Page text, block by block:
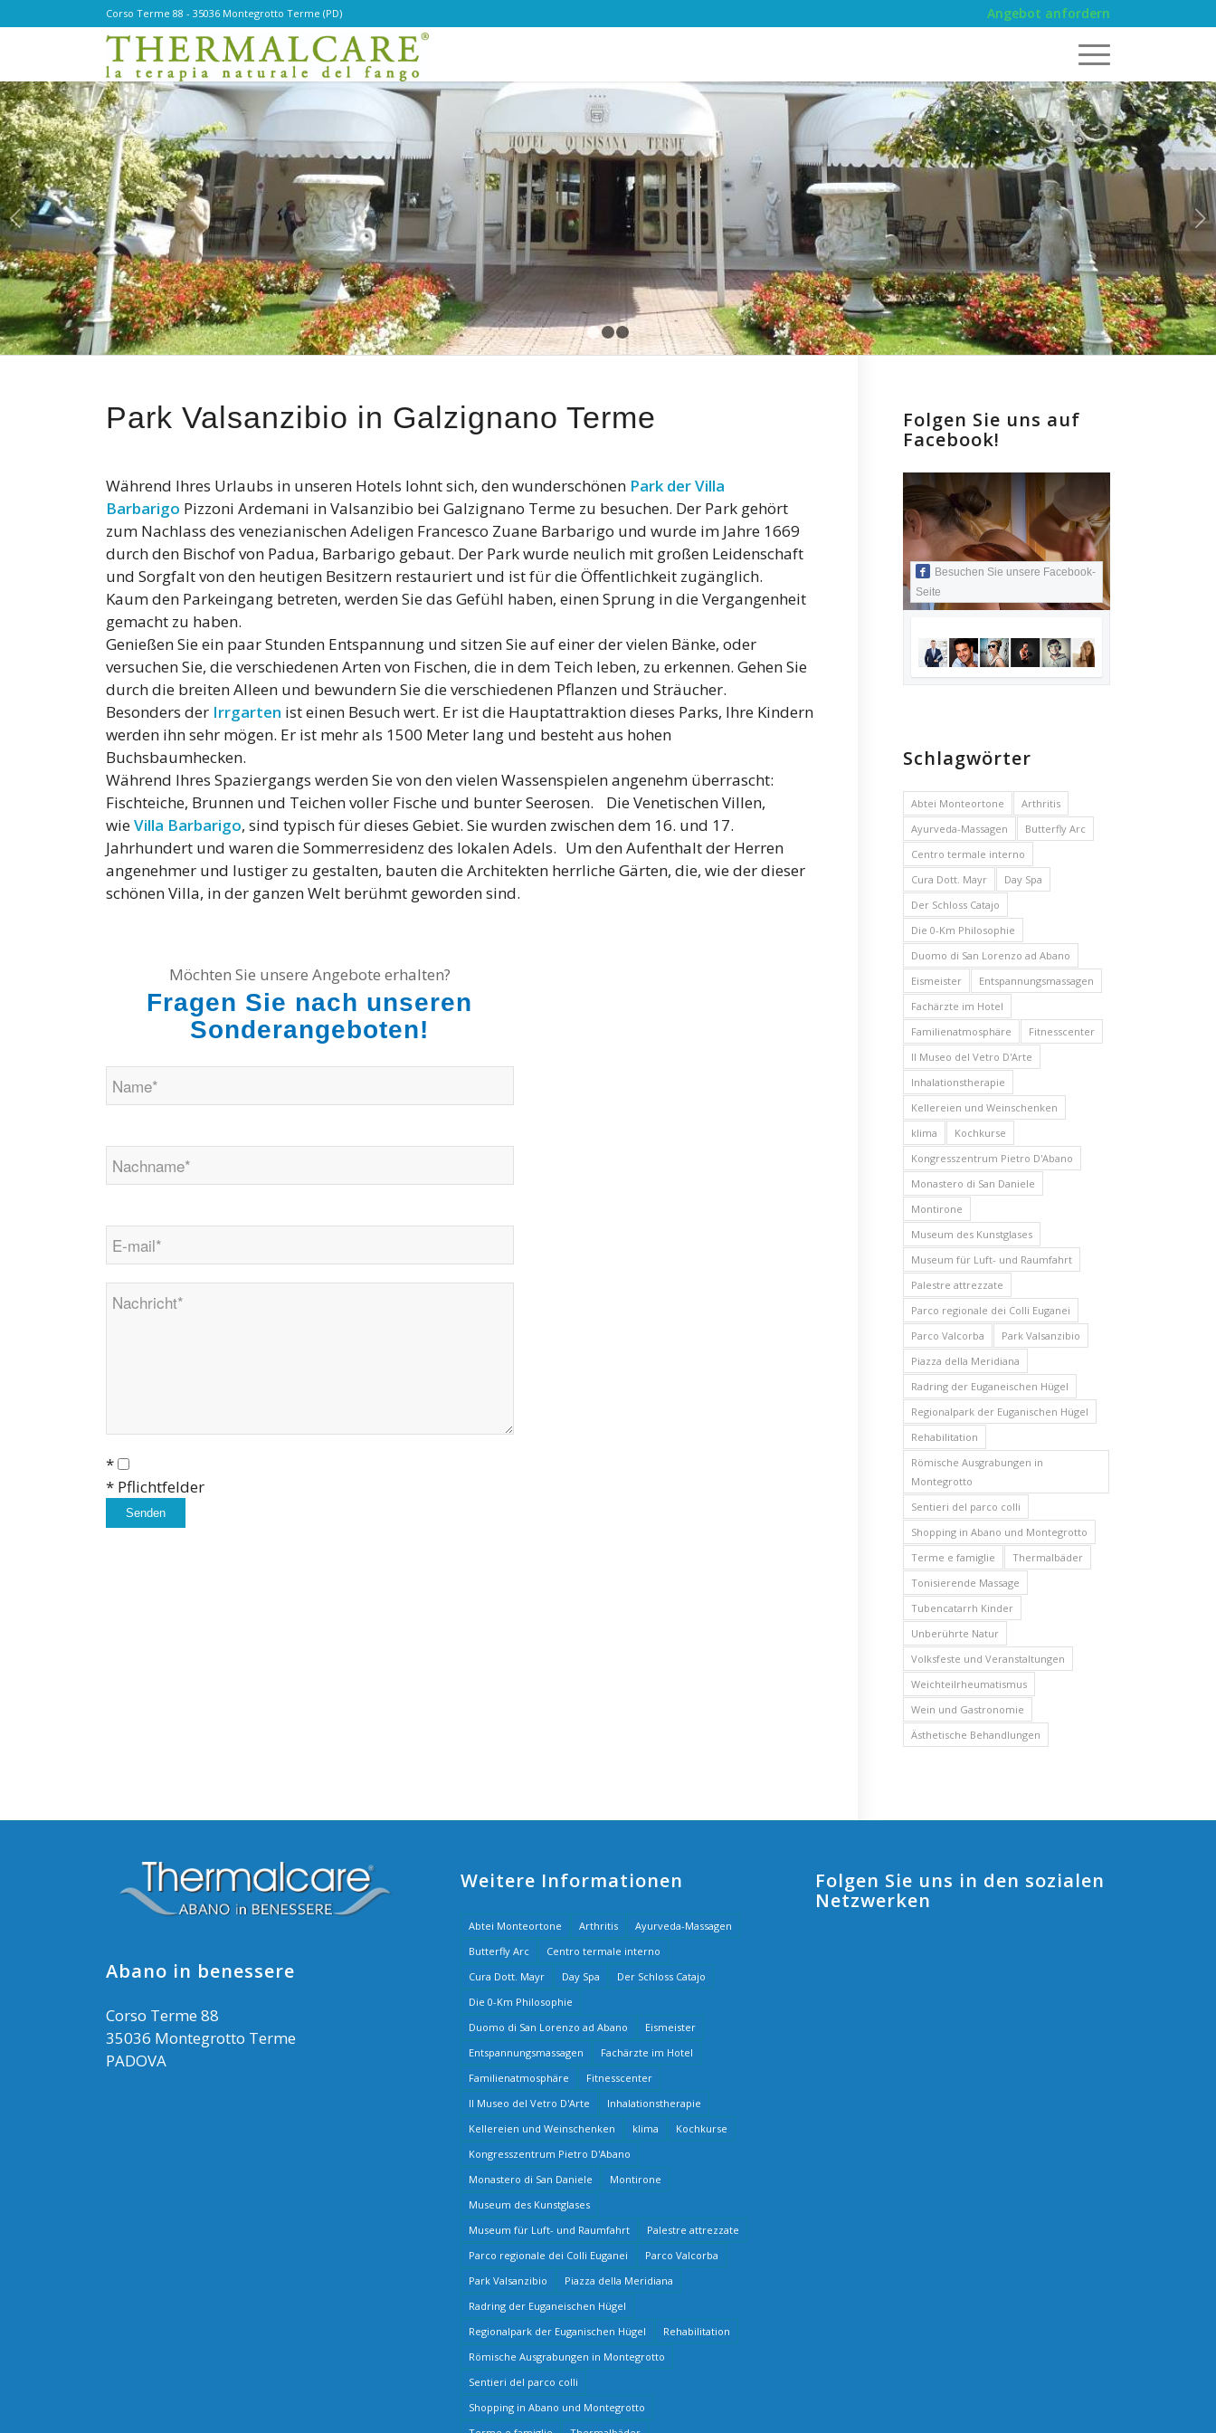
Corso Terme 88 - 35036 Montegrotto Terme (PD) Angebot anfordern
Weiter
1 2 3
Park Valsanzibio in Galzignano Terme
Während Ihres Urlaubs in unseren Hotels lohnt sich, den wunderschönen Park der Villa
Barbarigo Pizzoni Ardemani in Valsanzibio bei Galzignano Terme zu besuchen. Der Park gehört
zum Nachlass des venezianischen Adeligen Francesco Zuane Barbarigo und wurde im Jahre 1669
durch den Bischof von Padua, Barbarigo gebaut. Der Park wurde neulich mit großen Leidenschaft
und Sorgfalt von den heutigen Besitzern restauriert und ist für die Öffentlichkeit zugänglich.
Kaum den Parkeingang betreten, werden Sie das Gefühl haben, einen Sprung in die Vergangenheit
gemacht zu haben.
Genießen Sie ein paar Stunden Entspannung und sitzen Sie auf einer der vielen Bänke, oder
versuchen Sie, die verschiedenen Arten von Fischen, die in dem Teich leben, zu erkennen. Gehen Sie
durch die breiten Alleen und bewundern Sie die verschiedenen Pflanzen und Sträucher.
Besonders der Irrgarten ist einen Besuch wert. Er ist die Hauptattraktion dieses Parks, Ihre Kindern
werden ihn sehr mögen. Er ist mehr als 1500 Meter lang und besteht aus hohen
Buchsbaumhecken.
Während Ihres Spaziergangs werden Sie von den vielen Wassenspielen angenehm überrascht:
Fischteiche, Brunnen und Teichen voller Fische und bunter Seerosen. Die Venetischen Villen,
wieVilla Barbarigo, sind typisch für dieses Gebiet. Sie wurden zwischen dem 16. und 17.
Jahrhundert und waren die Sommerresidenz des lokalen Adels. Um den Aufenthalt der Herren
angenehmer und lustiger zu gestalten, bauten die Architekten herrliche Gärten, die, wie der dieser
schönen Villa, in der ganzen Welt berühmt geworden sind.
Möchten Sie unsere Angebote erhalten?
Fragen Sie nach unseren
Sonderangeboten!
*
* Pflichtfelder
Folgen Sie uns auf
Facebook!
Besuchen Sie unsere Facebook-
Seite
Schlagwörter
Abtei Monteortone
Arthritis
Ayurveda-Massagen
Butterfly Arc
Centro termale interno
Cura Dott. Mayr
Day Spa
Der Schloss Catajo
Die 0-Km Philosophie
Duomo di San Lorenzo ad Abano
Eismeister
Entspannungsmassagen
Fachärzte im Hotel
Familienatmosphäre
Fitnesscenter
Il Museo del Vetro D'Arte
Inhalationstherapie
Kellereien und Weinschenken
klima
Kochkurse
Kongresszentrum Pietro D'Abano
Monastero di San Daniele
Montirone
Museum des Kunstglases
Museum für Luft- und Raumfahrt
Palestre attrezzate
Parco regionale dei Colli Euganei
Parco Valcorba
Park Valsanzibio
Piazza della Meridiana
Radring der Euganeischen Hügel
Regionalpark der Euganischen Hügel
Rehabilitation
Römische Ausgrabungen in
Montegrotto
Sentieri del parco colli
Shopping in Abano und Montegrotto
Terme e famiglie
Thermalbäder
Tonisierende Massage
Tubencatarrh Kinder
Unberührte Natur
Volksfeste und Veranstaltungen
Weichteilrheumatismus
Wein und Gastronomie
Ästhetische Behandlungen
Abano in benessere
Corso Terme 88
35036 Montegrotto Terme
PADOVA
Weitere Informationen
Abtei Monteortone Arthritis
Ayurveda-Massagen
Butterfly Arc
Centro termale interno
Cura Dott. Mayr
Day Spa
Der Schloss Catajo
Die 0-Km Philosophie
Duomo di San Lorenzo ad Abano
Eismeister
Entspannungsmassagen
Fachärzte im Hotel
Familienatmosphäre
Fitnesscenter
Il Museo del Vetro D'Arte
Inhalationstherapie
Kellereien und Weinschenken
klima
Kochkurse
Kongresszentrum Pietro D'Abano
Monastero di San Daniele
Montirone
Museum des Kunstglases
Museum für Luft- und Raumfahrt
Palestre attrezzate
Parco regionale dei Colli Euganei
Parco Valcorba
Park Valsanzibio
Piazza della Meridiana
Radring der Euganeischen Hügel
Regionalpark der Euganischen Hügel
Rehabilitation
Römische Ausgrabungen in Montegrotto
Sentieri del parco colli
Shopping in Abano und Montegrotto
Folgen Sie uns in den sozialen
Netzwerken